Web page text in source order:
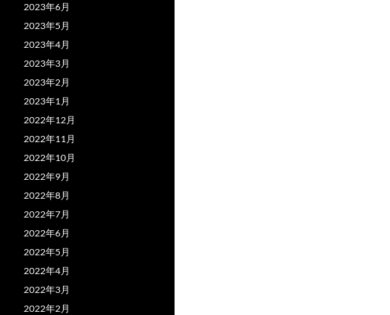
2023年6月
2023年5月
2023年4月
2023年3月
2023年2月
2023年1月
2022年12月
2022年11月
2022年10月
2022年9月
2022年8月
2022年7月
2022年6月
2022年5月
2022年4月
2022年3月
2022年2月